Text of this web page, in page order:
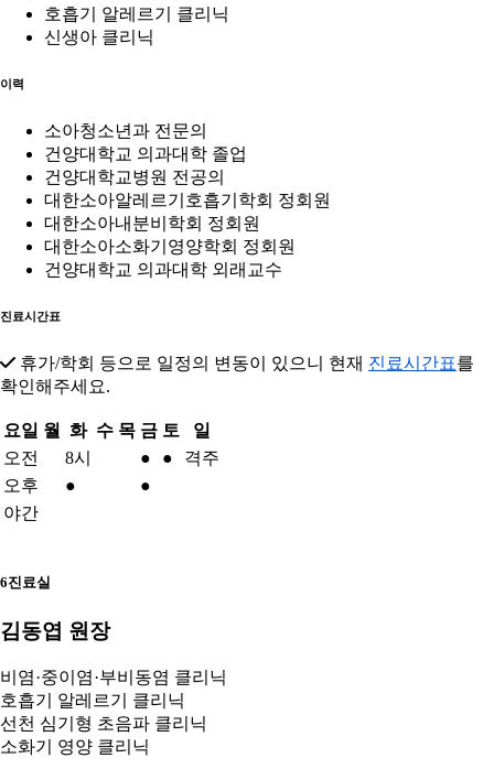
호흡기 알레르기 클리닉
신생아 클리닉
이력
소아청소년과 전문의
건양대학교 의과대학 졸업
건양대학교병원 전공의
대한소아알레르기호흡기학회 정회원
대한소아내분비학회 정회원
대한소아소화기영양학회 정회원
건양대학교 의과대학 외래교수
진료시간표
휴가/학회 등으로 일정의 변동이 있으니 현재 진료시간표를
확인해주세요.
요일 월 화 수 목 금 토
일
오전
8시 ● ●
격주
오후
●
●
야간
6진료실
김동엽 원장
비염·중이염·부비동염 클리닉
호흡기 알레르기 클리닉
선천 심기형 초음파 클리닉
소화기 영양 클리닉